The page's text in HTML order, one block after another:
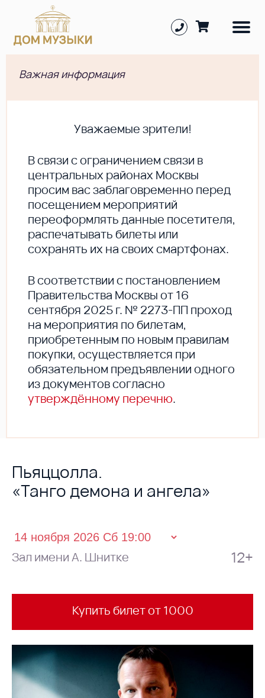
Важная информация
Уважаемые зрители!
В cвязи с ограничением связи в
центральных районах Москвы
просим вас заблаговременно перед
посещением мероприятий
переоформлять данные посетителя,
распечатывать билеты или
сохранять их на своих смартфонах.
В соответствии с постановлением
Правительства Москвы от 16
сентября 2025 г. № 2273-ПП проход
на мероприятия по билетам,
приобретенным по новым правилам
покупки, осуществляется при
обязательном предъявлении одного
из документов согласно
утверждённому перечню.
Пьяццолла.
«Танго демона и ангела»
Зал имени А. Шнитке 12+
Купить билет от 1000